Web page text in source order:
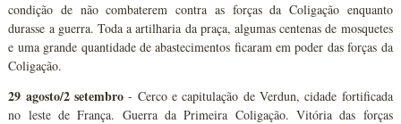
condição de não combaterem contra as forças da Coligação enquanto
durasse a guerra. Toda a artilharia da praça, algumas centenas de mosquetes
e uma grande quantidade de abastecimentos ficaram em poder das forças da
Coligação.
29 agosto/2 setembro - Cerco e capitulação de Verdun, cidade fortificada
no leste de França. Guerra da Primeira Coligação. Vitória das forças